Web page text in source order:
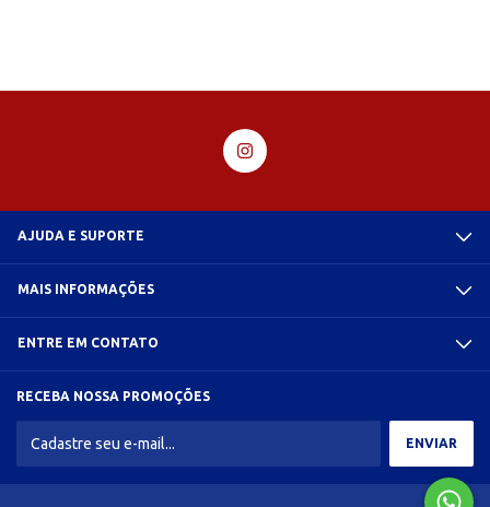
AJUDA E SUPORTE
MAIS INFORMAÇÕES
ENTRE EM CONTATO
RECEBA NOSSA PROMOÇÕES